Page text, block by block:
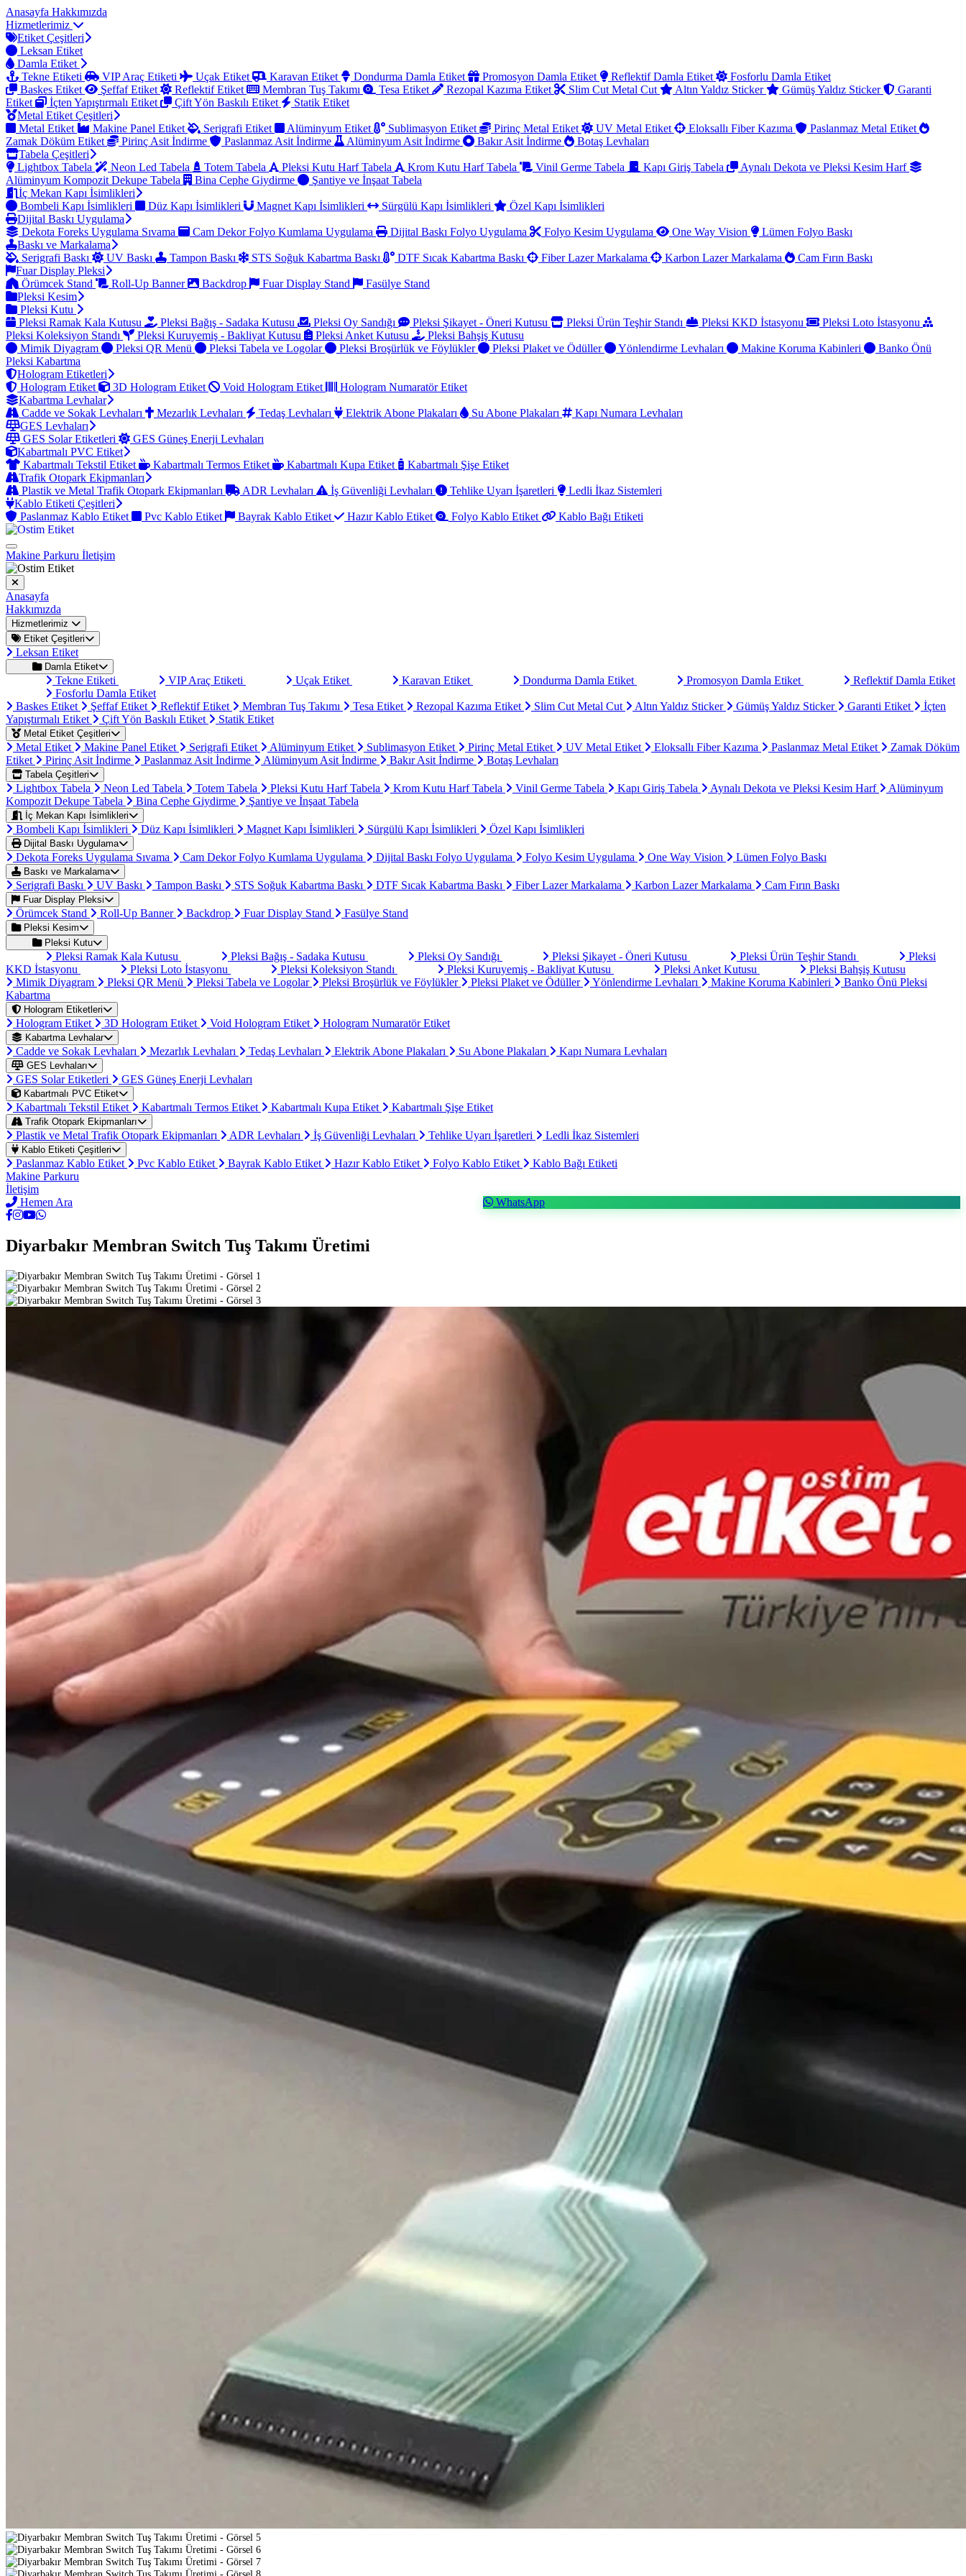
Anasayfa Hakkımızda
Hizmetlerimiz
Etiket Çeşitleri
Leksan Etiket
Damla Etiket
Tekne Etiketi
VIP Araç Etiketi Uçak Etiket Karavan Etiket Dondurma Damla Etiket Promosyon Damla Etiket Reflektif Damla Etiket
Fosforlu Damla Etiket
Baskes Etiket
Şeffaf Etiket Reflektif Etiket Membran Tuş Takımı Tesa Etiket Rezopal Kazıma Etiket Slim Cut Metal Cut Altın Yaldız Sticker Gümüş Yaldız Sticker
Garanti
Etiket
İçten Yapıştırmalı Etiket Çift Yön Baskılı Etiket
Statik Etiket
Metal Etiket Çeşitleri
Metal Etiket
Makine Panel Etiket Serigrafi Etiket Alüminyum Etiket Sublimasyon Etiket Pirinç Metal Etiket UV Metal Etiket Eloksallı Fiber Kazıma
Paslanmaz Metal Etiket
Zamak Döküm Etiket
Pirinç Asit İndirme Paslanmaz Asit İndirme Alüminyum Asit İndirme Bakır Asit İndirme
Botaş Levhaları
Tabela Çeşitleri
Lightbox Tabela
Neon Led Tabela Totem Tabela Pleksi Kutu Harf Tabela Krom Kutu Harf Tabela Vinil Germe Tabela Kapı Giriş Tabela
Aynalı Dekota ve Pleksi Kesim Harf
Alüminyum Kompozit Dekupe Tabela
Bina Cephe Giydirme
Şantiye ve İnşaat Tabela
İç Mekan Kapı İsimlikleri
Bombeli Kapı İsimlikleri
Düz Kapı İsimlikleri Magnet Kapı İsimlikleri Sürgülü Kapı İsimlikleri
Özel Kapı İsimlikleri
Dijital Baskı Uygulama
Dekota Foreks Uygulama Sıvama
Cam Dekor Folyo Kumlama Uygulama Dijital Baskı Folyo Uygulama Folyo Kesim Uygulama One Way Vision
Lümen Folyo Baskı
Baskı ve Markalama
Serigrafi Baskı
UV Baskı Tampon Baskı STS Soğuk Kabartma Baskı DTF Sıcak Kabartma Baskı Fiber Lazer Markalama Karbon Lazer Markalama
Cam Fırın Baskı
Fuar Display Pleksi
Örümcek Stand
Roll-Up Banner Backdrop Fuar Display Stand
Fasülye Stand
Pleksi Kesim
Pleksi Kutu
Pleksi Ramak Kala Kutusu
Pleksi Bağış - Sadaka Kutusu Pleksi Oy Sandığı Pleksi Şikayet - Öneri Kutusu Pleksi Ürün Teşhir Standı Pleksi KKD İstasyonu
Pleksi Loto İstasyonu
Pleksi Koleksiyon Standı
Pleksi Kuruyemiş - Bakliyat Kutusu Pleksi Anket Kutusu
Pleksi Bahşiş Kutusu
Mimik Diyagram
Pleksi QR Menü Pleksi Tabela ve Logolar Pleksi Broşürlük ve Föylükler Pleksi Plaket ve Ödüller Yönlendirme Levhaları Makine Koruma Kabinleri
Banko Önü
Pleksi Kabartma
Hologram Etiketleri
Hologram Etiket
3D Hologram Etiket Void Hologram Etiket
Hologram Numaratör Etiket
Kabartma Levhalar
Cadde ve Sokak Levhaları
Mezarlık Levhaları Tedaş Levhaları Elektrik Abone Plakaları Su Abone Plakaları
Kapı Numara Levhaları
GES Levhaları
GES Solar Etiketleri
GES Güneş Enerji Levhaları
Kabartmalı PVC Etiket
Kabartmalı Tekstil Etiket
Kabartmalı Termos Etiket Kabartmalı Kupa Etiket
Kabartmalı Şişe Etiket
Trafik Otopark Ekipmanları
Plastik ve Metal Trafik Otopark Ekipmanları
ADR Levhaları İş Güvenliği Levhaları Tehlike Uyarı İşaretleri
Ledli İkaz Sistemleri
Kablo Etiketi Çeşitleri
Paslanmaz Kablo Etiket
Pvc Kablo Etiket Bayrak Kablo Etiket Hazır Kablo Etiket Folyo Kablo Etiket Kablo Bağı Etiketi
Makine Parkuru İletişim
Anasayfa
Hakkımızda
Hizmetlerimiz
Etiket Çeşitleri
Leksan Etiket
Damla Etiket
Tekne Etiketi VIP Araç Etiketi Uçak Etiket Karavan Etiket Dondurma Damla Etiket Promosyon Damla Etiket
Reflektif Damla Etiket
Fosforlu Damla Etiket
Baskes Etiket
Şeffaf Etiket Reflektif Etiket Membran Tuş Takımı Tesa Etiket Rezopal Kazıma Etiket Slim Cut Metal Cut Altın Yaldız Sticker Gümüş Yaldız Sticker Garanti Etiket
İçten
Yapıştırmalı Etiket
Çift Yön Baskılı Etiket Statik Etiket
Metal Etiket Çeşitleri
Metal Etiket Makine Panel Etiket Serigrafi Etiket Alüminyum Etiket Sublimasyon Etiket Pirinç Metal Etiket UV Metal Etiket Eloksallı Fiber Kazıma Paslanmaz Metal Etiket
Zamak Döküm
Etiket
Pirinç Asit İndirme Paslanmaz Asit İndirme Alüminyum Asit İndirme Bakır Asit İndirme Botaş Levhaları
Tabela Çeşitleri
Lightbox Tabela Neon Led Tabela Totem Tabela Pleksi Kutu Harf Tabela Krom Kutu Harf Tabela Vinil Germe Tabela Kapı Giriş Tabela Aynalı Dekota ve Pleksi Kesim Harf
Alüminyum
Kompozit Dekupe Tabela
Bina Cephe Giydirme Şantiye ve İnşaat Tabela
İç Mekan Kapı İsimlikleri
Bombeli Kapı İsimlikleri Düz Kapı İsimlikleri Magnet Kapı İsimlikleri Sürgülü Kapı İsimlikleri Özel Kapı İsimlikleri
Dijital Baskı Uygulama
Dekota Foreks Uygulama Sıvama Cam Dekor Folyo Kumlama Uygulama Dijital Baskı Folyo Uygulama Folyo Kesim Uygulama One Way Vision Lümen Folyo Baskı
Baskı ve Markalama
Serigrafi Baskı UV Baskı Tampon Baskı STS Soğuk Kabartma Baskı DTF Sıcak Kabartma Baskı Fiber Lazer Markalama Karbon Lazer Markalama Cam Fırın Baskı
Fuar Display Pleksi
Örümcek Stand Roll-Up Banner Backdrop Fuar Display Stand Fasülye Stand
Pleksi Kesim
Pleksi Kutu
Pleksi Ramak Kala Kutusu Pleksi Bağış - Sadaka Kutusu Pleksi Oy Sandığı Pleksi Şikayet - Öneri Kutusu Pleksi Ürün Teşhir Standı
Pleksi
KKD İstasyonu
Pleksi Loto İstasyonu Pleksi Koleksiyon Standı Pleksi Kuruyemiş - Bakliyat Kutusu Pleksi Anket Kutusu
Pleksi Bahşiş Kutusu
Mimik Diyagram
Pleksi QR Menü Pleksi Tabela ve Logolar Pleksi Broşürlük ve Föylükler Pleksi Plaket ve Ödüller Yönlendirme Levhaları Makine Koruma Kabinleri
Banko Önü Pleksi
Kabartma
Hologram Etiketleri
Hologram Etiket 3D Hologram Etiket Void Hologram Etiket Hologram Numaratör Etiket
Kabartma Levhalar
Cadde ve Sokak Levhaları Mezarlık Levhaları Tedaş Levhaları Elektrik Abone Plakaları Su Abone Plakaları Kapı Numara Levhaları
GES Levhaları
GES Solar Etiketleri GES Güneş Enerji Levhaları
Kabartmalı PVC Etiket
Kabartmalı Tekstil Etiket Kabartmalı Termos Etiket Kabartmalı Kupa Etiket Kabartmalı Şişe Etiket
Trafik Otopark Ekipmanları
Plastik ve Metal Trafik Otopark Ekipmanları ADR Levhaları İş Güvenliği Levhaları Tehlike Uyarı İşaretleri Ledli İkaz Sistemleri
Kablo Etiketi Çeşitleri
Paslanmaz Kablo Etiket Pvc Kablo Etiket Bayrak Kablo Etiket Hazır Kablo Etiket Folyo Kablo Etiket
Kablo Bağı Etiketi
Makine Parkuru
İletişim
Hemen Ara
WhatsApp
Diyarbakır Membran Switch Tuş Takımı Üretimi